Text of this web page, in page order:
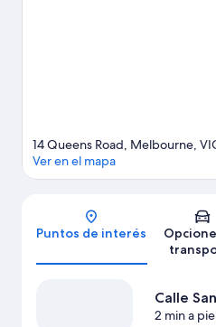
14 Queens Road, Melbourne,
Ver en el mapa
Puntos de interés
Calle
2 min a pie